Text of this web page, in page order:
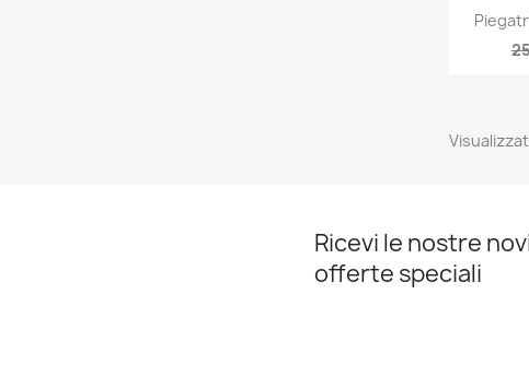
Ricevi le nostre
offerte speciali